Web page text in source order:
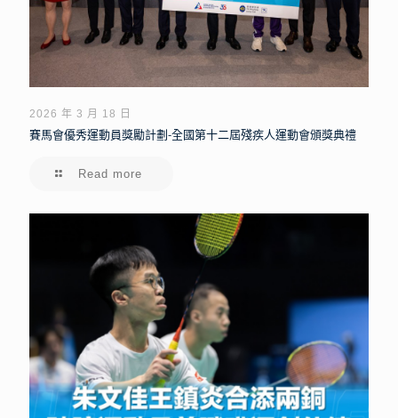
2026 年 3 月 18 日
賽馬會優秀運動員獎勵計劃-全國第十二屆殘疾人運動會頒獎典禮
Read more